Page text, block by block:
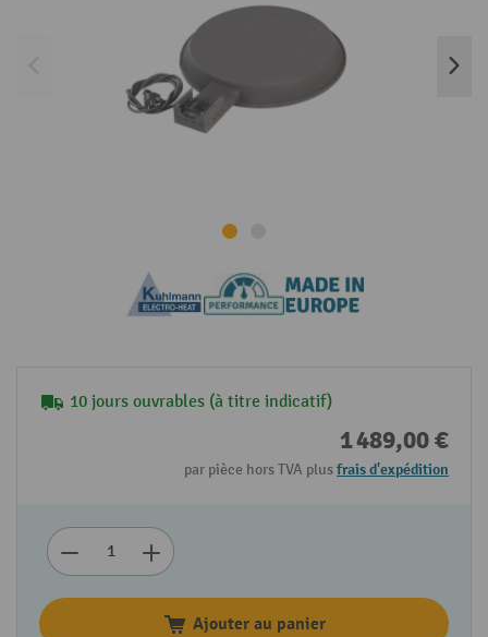
10 jours ouvrables (à titre indicatif)
1 489,00 €
par pièce hors TVA plusfrais d'expédition
Ajouter au panier